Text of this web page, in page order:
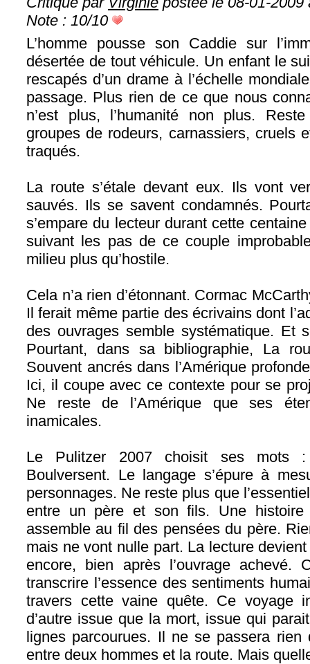
Note : 10/10
L’homme pousse son Caddie sur
désertée de tout véhicule. Un enfant le
rescapés d’un drame à l’échelle
passage. Plus rien de ce que nous
n’est plus, l’humanité non plus.
groupes de rodeurs, carnassiers, cruels
traqués.
La route s’étale devant eux. Ils vont
sauvés. Ils se savent condamnés.
s’empare du lecteur durant cette
suivant les pas de ce couple
milieu plus qu’hostile.
Cela n’a rien d’étonnant. Cormac
Il ferait même partie des écrivains dont
des ouvrages semble systématique. Et
Pourtant, dans sa bibliographie, La
Souvent ancrés dans l’Amérique
Ici, il coupe avec ce contexte pour se
Ne reste de l’Amérique que ses
inamicales.
Le Pulitzer 2007 choisit ses mots
Boulversent. Le langage s’épure à
personnages. Ne reste plus que
entre un père et son fils. Une
assemble au fil des pensées du père.
mais ne vont nulle part. La lecture
encore, bien après l’ouvrage achevé.
transcrire l’essence des sentiments
travers cette vaine quête. Ce voyage
d’autre issue que la mort, issue qui
lignes parcourues. Il ne se passera
entre deux hommes et la route. Mais